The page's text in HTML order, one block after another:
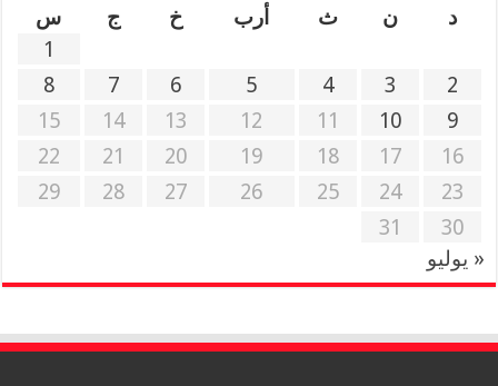
د
ن ث أرب خ ج
س
1
2
3
4
5
6
7
8
9
10
11
12
13
14
15
16
17
18
19
20
21
22
23
24
25
26
27
28
29
30
31
« يوليو